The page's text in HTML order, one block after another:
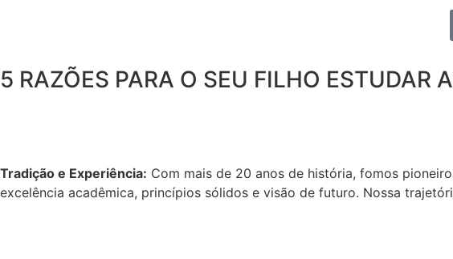
5 RAZÕES PARA O SEU FILHO ESTUDAR
Tradição e Experiência: Com mais de 20 anos de história, fomos
excelência acadêmica, princípios sólidos e visão de futuro. Nossa